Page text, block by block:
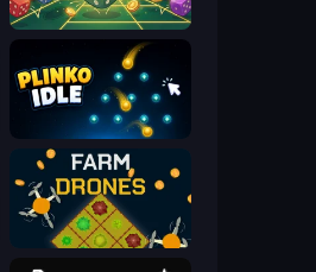
Just One More Roll
Plinko Idle
Farm Drones